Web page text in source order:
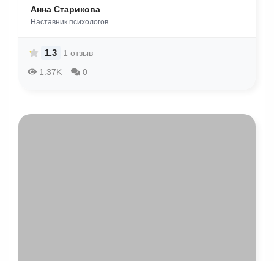
Анна Старикова
Наставник психологов
1.37K 0
1.3 1 отзыв